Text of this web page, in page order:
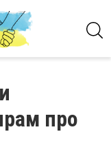
про